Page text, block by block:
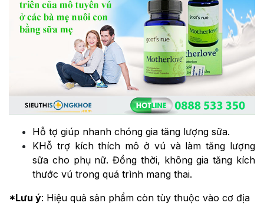
Hỗ tợ giúp nhanh chóng gia tăng lượng sữa.
KHỗ trợ kích thích mô ở vú và làm tăng lượng
sữa cho phụ nữ. Đồng thời, không gia tăng kích
thước vú trong quá trình mang thai.
*Lưu ý: Hiệu quả sản phẩm còn tùy thuộc vào cơ địa